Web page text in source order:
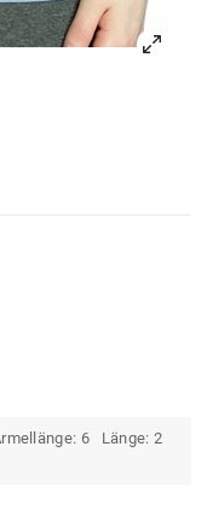
6 Länge: 2